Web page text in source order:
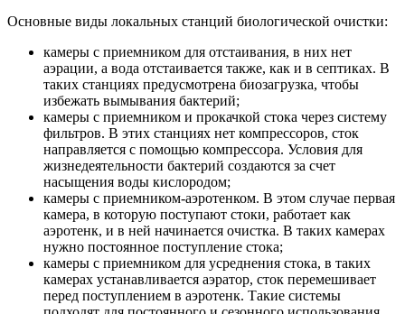
Основные виды локальных станций биологической очистки:
камеры с приемником для отстаивания, в них нет
аэрации, а вода отстаивается также, как и в септиках. В
таких станциях предусмотрена биозагрузка, чтобы
избежать вымывания бактерий;
камеры с приемником и прокачкой стока через систему
фильтров. В этих станциях нет компрессоров, сток
направляется с помощью компрессора. Условия для
жизнедеятельности бактерий создаются за счет
насыщения воды кислородом;
камеры с приемником-аэротенком. В этом случае первая
камера, в которую поступают стоки, работает как
аэротенк, и в ней начинается очистка. В таких камерах
нужно постоянное поступление стока;
камеры с приемником для усреднения стока, в таких
камерах устанавливается аэратор, сток перемешивает
перед поступлением в аэротенк. Такие системы